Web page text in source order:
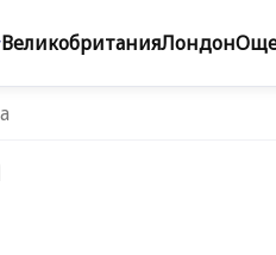
ВеликобританияЛондон